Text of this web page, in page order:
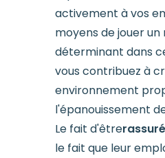
activement à vos
moyens de jouer un
déterminant dans
vous contribuez à
environnement
l'épanouissement
Le fait d'êtrerassuré
le fait que leur